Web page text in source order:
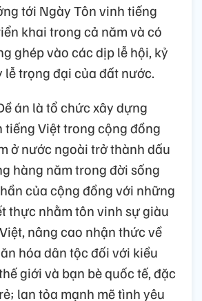
tới Ngày Tôn vinh tiếng
khai trong cả năm và có
ghép vào các dịp lễ hội, kỷ
lễ trọng đại của đất nước.
án là tổ chức xây dựng
tiếng Việt trong cộng đồng
ở nước ngoài trở thành dấu
hàng năm trong đời sống
của cộng đồng với những
thực nhằm tôn vinh sự giàu
nâng cao nhận thức về
hóa dân tộc đối với kiều
giới và bạn bè quốc tế, đặc
lan tỏa mạnh mẽ tình yêu